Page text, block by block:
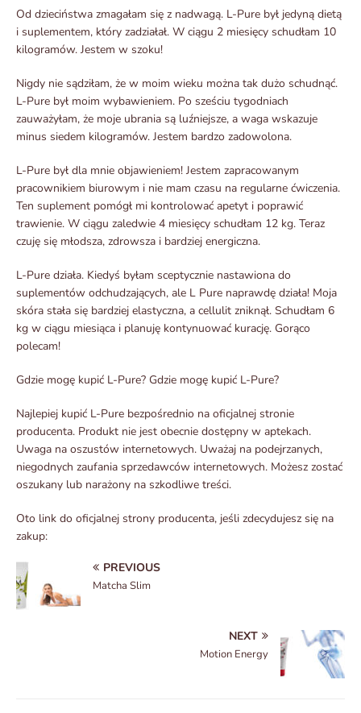
Od dzieciństwa zmagałam się z nadwagą. L-Pure był jedyną dietą
i suplementem, który zadziałał. W ciągu 2 miesięcy schudłam 10
kilogramów. Jestem w szoku!
Nigdy nie sądziłam, że w moim wieku można tak dużo schudnąć.
L-Pure był moim wybawieniem. Po sześciu tygodniach
zauważyłam, że moje ubrania są luźniejsze, a waga wskazuje
minus siedem kilogramów. Jestem bardzo zadowolona.
L-Pure był dla mnie objawieniem! Jestem zapracowanym
pracownikiem biurowym i nie mam czasu na regularne ćwiczenia.
Ten suplement pomógł mi kontrolować apetyt i poprawić
trawienie. W ciągu zaledwie 4 miesięcy schudłam 12 kg. Teraz
czuję się młodsza, zdrowsza i bardziej energiczna.
L-Pure działa. Kiedyś byłam sceptycznie nastawiona do
suplementów odchudzających, ale L Pure naprawdę działa! Moja
skóra stała się bardziej elastyczna, a cellulit zniknął. Schudłam 6
kg w ciągu miesiąca i planuję kontynuować kurację. Gorąco
polecam!
Gdzie mogę kupić L-Pure? Gdzie mogę kupić L-Pure?
Najlepiej kupić L-Pure bezpośrednio na oficjalnej stronie
producenta. Produkt nie jest obecnie dostępny w aptekach.
Uwaga na oszustów internetowych. Uważaj na podejrzanych,
niegodnych zaufania sprzedawców internetowych. Możesz zostać
oszukany lub narażony na szkodliwe treści.
Oto link do oficjalnej strony producenta, jeśli zdecydujesz się na
zakup:
PREVIOUS
Matcha Slim
NEXT
Motion Energy